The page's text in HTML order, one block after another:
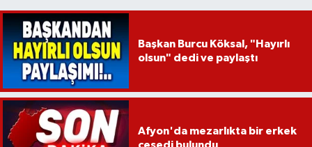
Başkan Burcu Köksal, "Hayırlı
olsun" dedi ve paylaştı
Afyon'da mezarlıkta bir erkek